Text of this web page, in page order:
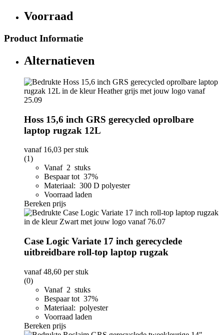
Voorraad
Product Informatie
Alternatieven
Hoss 15,6 inch GRS gerecycled oprolbare
laptop rugzak 12L
vanaf 16,03 per stuk
(1)
Vanaf 2 stuks
Bespaar tot 37%
Materiaal: 300 D polyester
Voorraad laden
Bereken prijs
Case Logic Variate 17 inch gerecyclede
uitbreidbare roll-top laptop rugzak
vanaf48,60 per stuk
(0)
Vanaf 2 stuks
Bespaar tot 37%
Materiaal: polyester
Voorraad laden
Bereken prijs